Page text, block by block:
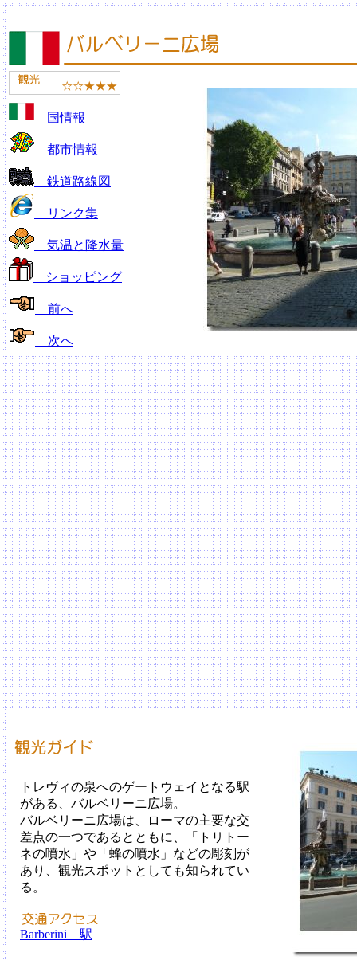
国情報
都市情報
鉄道路線図
リンク集
気温と降水量
ショッピング
前へ
次へ
トレヴィの泉へのゲートウェイとなる駅
がある、バルベリーニ広場。
バルベリーニ広場は、ローマの主要な交
差点の一つであるとともに、「トリトー
ネの噴水」や「蜂の噴水」などの彫刻が
あり、観光スポットとしても知られてい
る。
Barberini 駅